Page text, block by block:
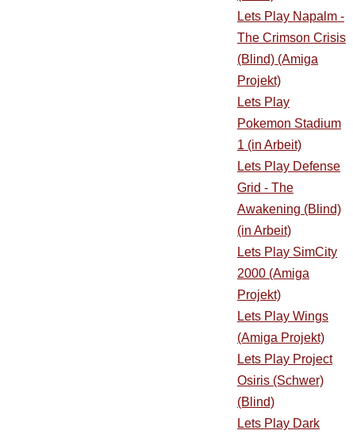
Lets Play Napalm -
The Crimson Crisis
(Blind) (Amiga
Projekt)
Lets Play
Pokemon Stadium
1 (in Arbeit)
Lets Play Defense
Grid - The
Awakening (Blind)
(in Arbeit)
Lets Play SimCity
2000 (Amiga
Projekt)
Lets Play Wings
(Amiga Projekt)
Lets Play Project
Osiris (Schwer)
(Blind)
Lets Play Dark